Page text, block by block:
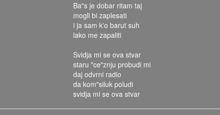
Ba"s je dobar ritam taj
mogli bi zaplesati
i ja sam k'o barut suh
lako me zapaliti
Svidja mi se ova stvar
staru "ce"znju probudi mi
daj odvrni radio
da kom"siluk poludi
svidja mi se ova stvar